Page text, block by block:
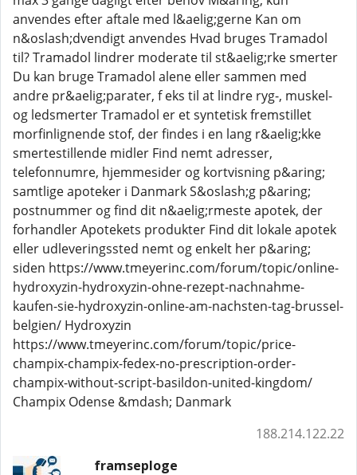
anvendes efter aftale med l&aelig;gerne Kan om
n&oslash;dvendigt anvendes Hvad bruges Tramadol
til? Tramadol lindrer moderate til st&aelig;rke smerter
Du kan bruge Tramadol alene eller sammen med
andre pr&aelig;parater, f eks til at lindre ryg-, muskel-
og ledsmerter Tramadol er et syntetisk fremstillet
morfinlignende stof, der findes i en lang r&aelig;kke
smertestillende midler Find nemt adresser,
telefonnumre, hjemmesider og kortvisning p&aring;
samtlige apoteker i Danmark S&oslash;g p&aring;
postnummer og find dit n&aelig;rmeste apotek, der
forhandler Apotekets produkter Find dit lokale apotek
eller udleveringssted nemt og enkelt her p&aring;
siden https://www.tmeyerinc.com/forum/topic/online-
hydroxyzin-hydroxyzin-ohne-rezept-nachnahme-
kaufen-sie-hydroxyzin-online-am-nachsten-tag-brussel-
belgien/ Hydroxyzin
https://www.tmeyerinc.com/forum/topic/price-
champix-champix-fedex-no-prescription-order-
champix-without-script-basildon-united-kingdom/
Champix Odense &mdash; Danmark
188.214.122.22
framseploge